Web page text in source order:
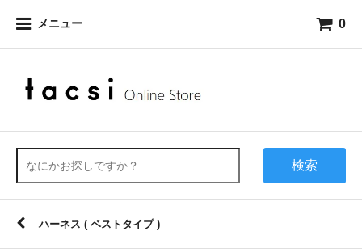
メニュー 0
検索
ハーネス ( ベストタイプ )